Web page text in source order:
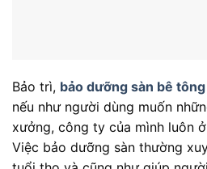
Bảo trì, bảo dưỡng sàn bê
nếu như người dùng muốn
xưởng, công ty của mình luôn
Việc bảo dưỡng sàn thường